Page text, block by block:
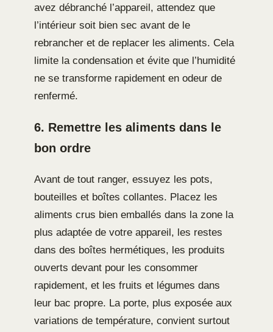
avez débranché l’appareil, attendez que
l’intérieur soit bien sec avant de le
rebrancher et de replacer les aliments. Cela
limite la condensation et évite que l’humidité
ne se transforme rapidement en odeur de
renfermé.
6. Remettre les aliments dans le
bon ordre
Avant de tout ranger, essuyez les pots,
bouteilles et boîtes collantes. Placez les
aliments crus bien emballés dans la zone la
plus adaptée de votre appareil, les restes
dans des boîtes hermétiques, les produits
ouverts devant pour les consommer
rapidement, et les fruits et légumes dans
leur bac propre. La porte, plus exposée aux
variations de température, convient surtout